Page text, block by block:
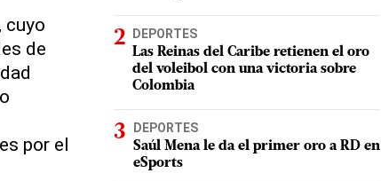
cuyo
de
por el
DEPORTES
Las Reinas del Caribe retienen el oro
del voleibol con una victoria sobre
Colombia
DEPORTES
Saúl Mena le da el primer oro a RD en
eSports